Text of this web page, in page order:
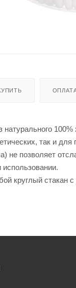
100%
так и для
не позволяет
использовании.
круглый